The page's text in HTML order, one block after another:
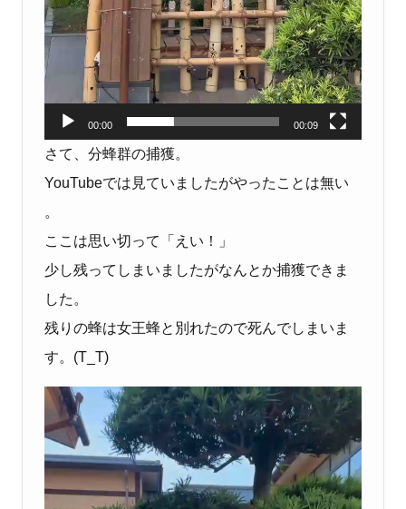
00:00 00:09
さて、分蜂群の捕獲。
YouTubeでは見ていましたがやったことは無い
。
ここは思い切って「えい！」
少し残ってしまいましたがなんとか捕獲できま
した。
残りの蜂は女王蜂と別れたので死んでしまいま
す。(T_T)
動画プレーヤー